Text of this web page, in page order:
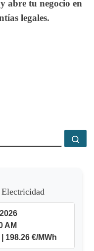
abre tu negocio en
legales.
Electricidad
AM
198.26 €/MWh